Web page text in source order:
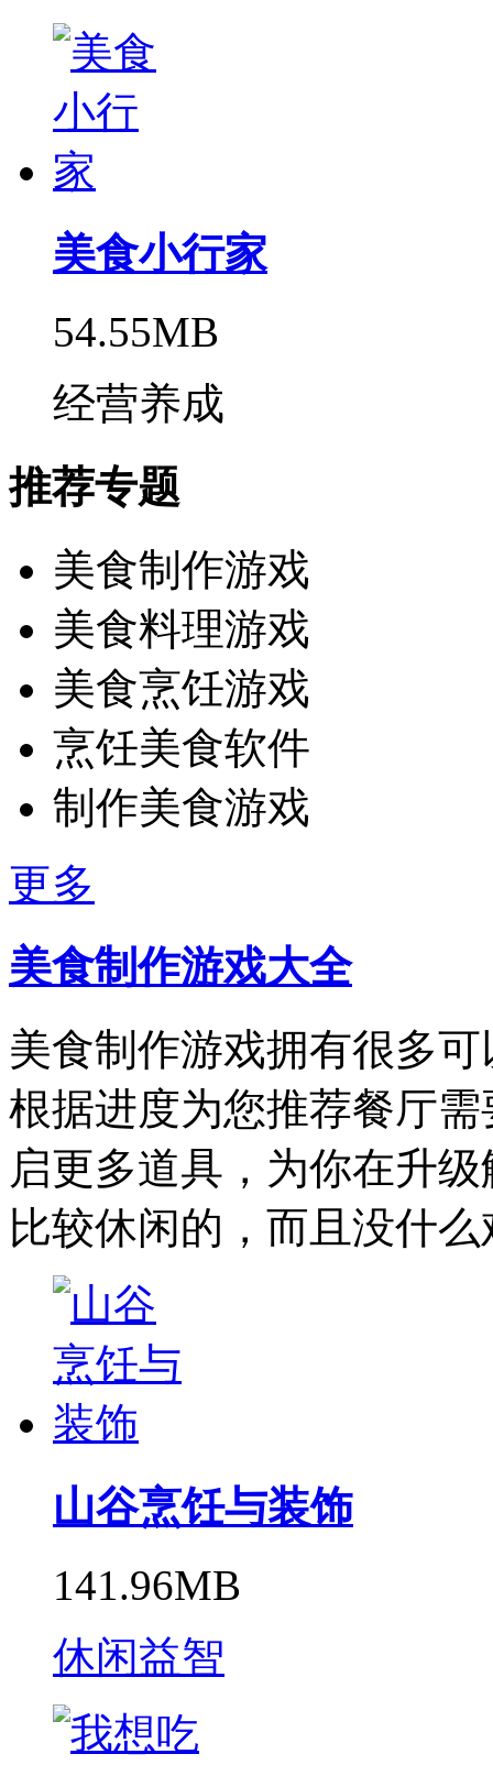
美食小行家
54.55MB
经营养成
推荐专题
美食制作游戏
美食料理游戏
美食烹饪游戏
烹饪美食软件
制作美食游戏
更多
美食制作游戏大全
美食制作游戏拥有很多
根据进度为您推荐餐厅
启更多道具，为你在升
比较休闲的，而且没什
山谷烹饪与装饰
141.96MB
休闲益智